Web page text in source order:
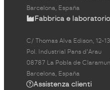
Barcelona, España
Fabbrica e laboratorio
C/ Thomas Alva Edison, 12-13
Pol. Industrial Pans d'Arau
08787 La Pobla de
Barcelona, España
Assistenza clienti